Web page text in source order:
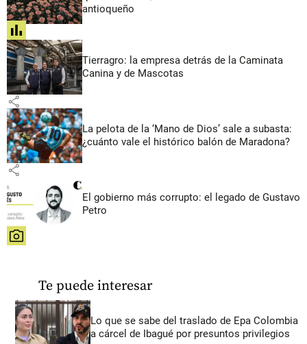
antioqueño
share
Tierragro: la empresa detrás de la Caminata
Canina y de Mascotas
share
La pelota de la ‘Mano de Dios’ sale a subasta:
¿cuánto vale el histórico balón de Maradona?
share
El gobierno más corrupto: el legado de Gustavo
Petro
share
Te puede interesar
Lo que se sabe del traslado de Epa Colombia
a cárcel de Ibagué por presuntos privilegios